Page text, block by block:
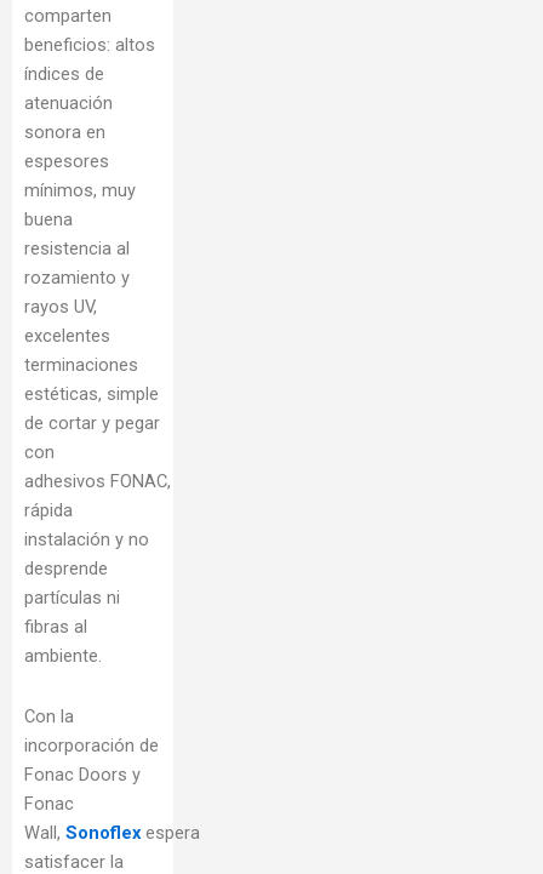
comparten
beneficios: altos
índices de
atenuación
sonora en
espesores
mínimos, muy
buena
resistencia al
rozamiento y
rayos UV,
excelentes
terminaciones
estéticas, simple
de cortar y pegar
con
adhesivos FONAC,
rápida
instalación y no
desprende
partículas ni
fibras al
ambiente.
Con la
incorporación de
Fonac Doors y
Fonac
Wall, Sonoflex espera
satisfacer la